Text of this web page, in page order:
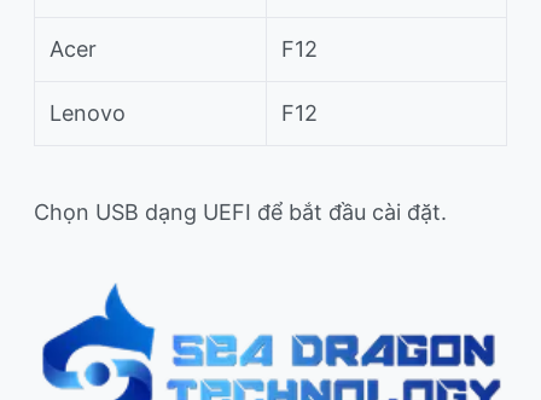
Acer F12
Lenovo F12
Chọn USB dạng UEFI để bắt đầu cài đặt.